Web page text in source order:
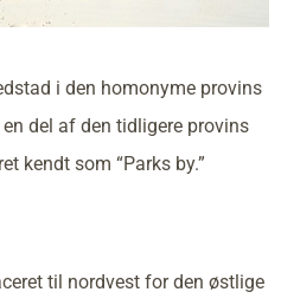
i den homonyme provins
del af den tidligere provins
kendt som “Parks by.”
til nordvest for den østlige